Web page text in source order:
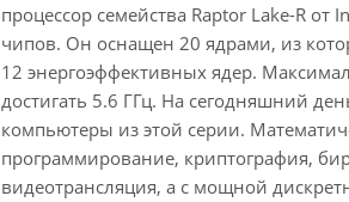
процессор семейства Raptor Lake-R
чипов. Он оснащен 20 ядрами, из
12 энергоэффективных ядер.
достигать 5.6 ГГц. На сегодняшний
компьютеры из этой серии.
программирование, криптография,
видеотрансляция, а с мощной